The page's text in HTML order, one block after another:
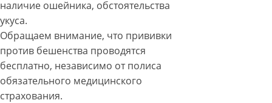
наличие ошейника, обстоятельства
укуса.
Обращаем внимание, что прививки
против бешенства проводятся
бесплатно, независимо от полиса
обязательного медицинского
страхования.